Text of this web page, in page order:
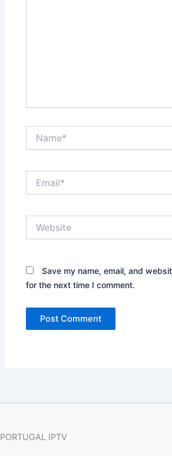
Save my name, email, and
for the next time I comment.
PORTUGAL IPTV